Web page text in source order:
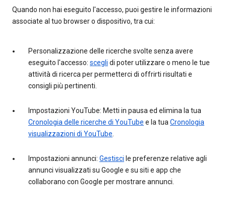
Quando non hai eseguito l'accesso, puoi gestire le informazioni
associate al tuo browser o dispositivo, tra cui:
Personalizzazione delle ricerche svolte senza avere
eseguito l'accesso: scegli di poter utilizzare o meno le tue
attività di ricerca per permetterci di offrirti risultati e
consigli più pertinenti.
Impostazioni YouTube: Metti in pausa ed elimina la tua
Cronologia delle ricerche di YouTube e la tua Cronologia
visualizzazioni di YouTube
Impostazioni annunci: Gestisci le preferenze relative agli
annunci visualizzati su Google e su siti e app che
collaborano con Google per mostrare annunci.